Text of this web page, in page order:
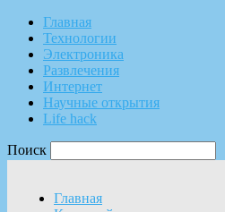
Главная
Технологии
Электроника
Развлечения
Интернет
Научные открытия
Life hack
Поиск
Главная